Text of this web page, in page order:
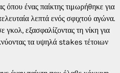
όπου ένας παίκτης τιμωρήθηκε για
λεπτά ενός σφιχτού αγώνα.
εξασφαλίζοντας τη νίκη για
τα υψηλά stakes τέτοιων